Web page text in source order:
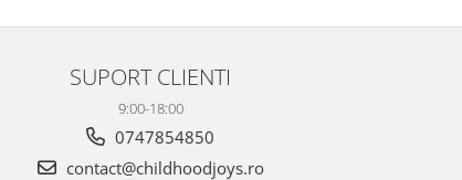
SUPORT CLIENTI
9:00-18:00
0747854850
contact@childhoodjoys.ro